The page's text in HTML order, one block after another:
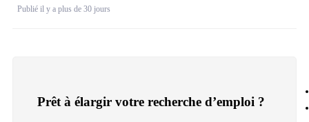
Publié il y a plus de 30 jours
Prêt à élargir votre recherche d’emploi ?